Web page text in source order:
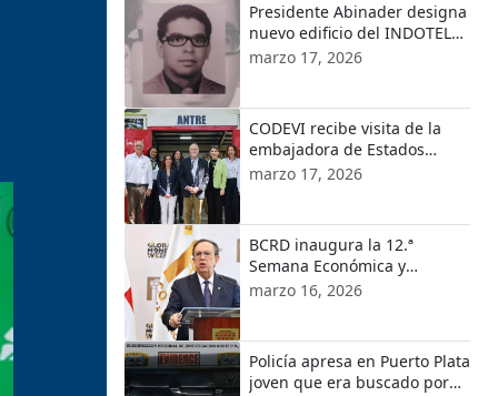
Presidente Abinader designa
nuevo edificio del INDOTEL
con el nombre de Orlando
marzo 17, 2026
CODEVI recibe visita de la
embajadora de Estados
Unidos en República
marzo 17, 2026
BCRD inaugura la 12.ª
Semana Económica y
Financiera 2026
marzo 16, 2026
Policía apresa en Puerto Plata
joven que era buscado por